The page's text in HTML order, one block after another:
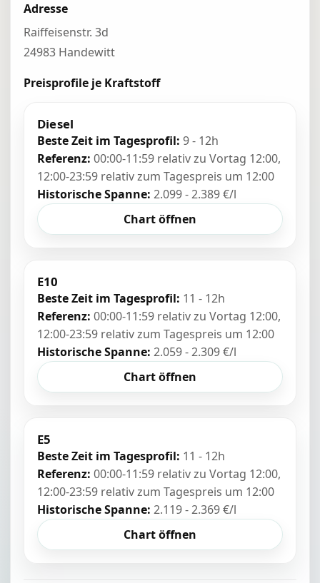
Adresse
Raiffeisenstr. 3d
24983 Handewitt
Preisprofile je Kraftstoff
Diesel
Beste Zeit im Tagesprofil: 9 - 12h
Referenz: 00:00-11:59 relativ zu Vortag 12:00,
12:00-23:59 relativ zum Tagespreis um 12:00
Historische Spanne: 2.099 - 2.389 €/l
Chart öffnen
E10
Beste Zeit im Tagesprofil: 11 - 12h
Referenz: 00:00-11:59 relativ zu Vortag 12:00,
12:00-23:59 relativ zum Tagespreis um 12:00
Historische Spanne: 2.059 - 2.309 €/l
Chart öffnen
E5
Beste Zeit im Tagesprofil: 11 - 12h
Referenz: 00:00-11:59 relativ zu Vortag 12:00,
12:00-23:59 relativ zum Tagespreis um 12:00
Historische Spanne: 2.119 - 2.369 €/l
Chart öffnen